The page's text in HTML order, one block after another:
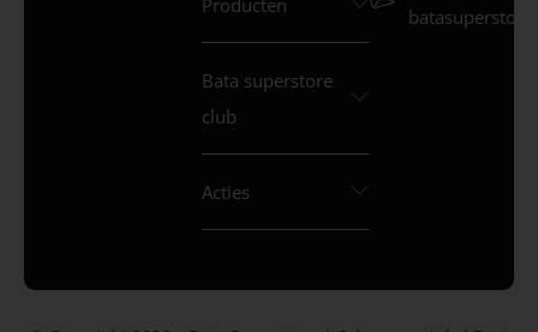
Bata superstore
club
Acties